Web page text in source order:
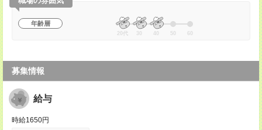
年齢層
20代 30 40 50 60
募集情報
給与
時給1650円